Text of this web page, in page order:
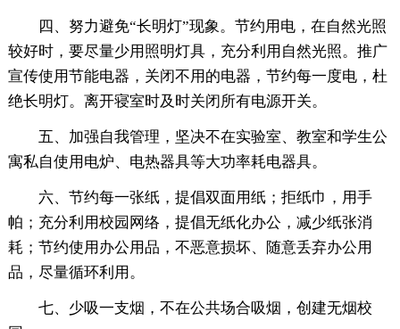
四、努力避免“长明灯”现象。节约用电，在自然光照
较好时，要尽量少用照明灯具，充分利用自然光照。推广
宣传使用节能电器，关闭不用的电器，节约每一度电，杜
绝长明灯。离开寝室时及时关闭所有电源开关。
五、加强自我管理，坚决不在实验室、教室和学生公
寓私自使用电炉、电热器具等大功率耗电器具。
六、节约每一张纸，提倡双面用纸；拒纸巾，用手
帕；充分利用校园网络，提倡无纸化办公，减少纸张消
耗；节约使用办公用品，不恶意损坏、随意丢弃办公用
品，尽量循环利用。
七、少吸一支烟，不在公共场合吸烟，创建无烟校